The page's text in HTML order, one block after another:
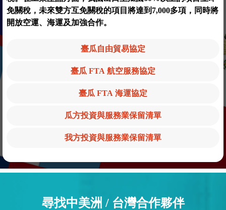
免關稅，未來雙方互免關稅的項目將達到7,000多項，同時將
開放空運、海運及加強合作。
臺瓜自由貿易協定
臺瓜 FTA 航空服務協定
臺瓜 FTA 海運協定
瓜方投資與服務業保留清單
我方投資與服務業保留清單
尋找中美洲 / 台灣合作夥伴